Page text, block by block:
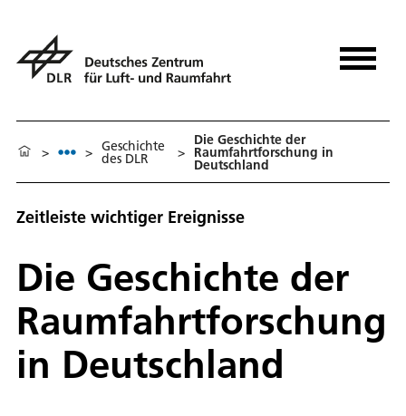
> > Geschichte
des DLR >
Die Geschichte der
Raumfahrtforschung in
Deutschland
Zeitleiste wichtiger Ereignisse
Die Geschichte der
Raumfahrtforschung
in Deutschland